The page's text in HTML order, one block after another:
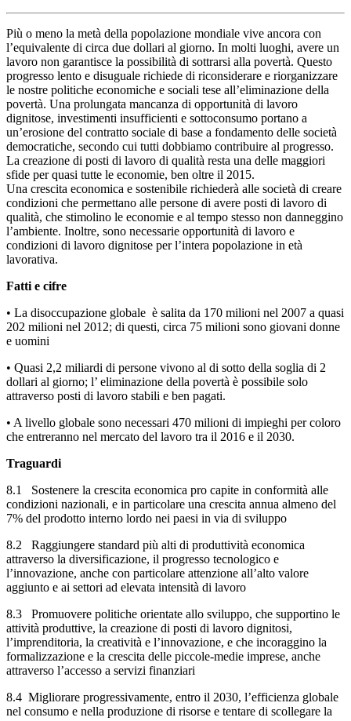
Più o meno la metà della popolazione mondiale vive ancora con
l’equivalente di circa due dollari al giorno. In molti luoghi, avere un
lavoro non garantisce la possibilità di sottrarsi alla povertà. Questo
progresso lento e disuguale richiede di riconsiderare e riorganizzare
le nostre politiche economiche e sociali tese all’eliminazione della
povertà. Una prolungata mancanza di opportunità di lavoro
dignitose, investimenti insufficienti e sottoconsumo portano a
un’erosione del contratto sociale di base a fondamento delle società
democratiche, secondo cui tutti dobbiamo contribuire al progresso.
La creazione di posti di lavoro di qualità resta una delle maggiori
sfide per quasi tutte le economie, ben oltre il 2015.
Una crescita economica e sostenibile richiederà alle società di creare
condizioni che permettano alle persone di avere posti di lavoro di
qualità, che stimolino le economie e al tempo stesso non danneggino
l’ambiente. Inoltre, sono necessarie opportunità di lavoro e
condizioni di lavoro dignitose per l’intera popolazione in età
lavorativa.
Fatti e cifre
• La disoccupazione globale è salita da 170 milioni nel 2007 a quasi
202 milioni nel 2012; di questi, circa 75 milioni sono giovani donne
e uomini
• Quasi 2,2 miliardi di persone vivono al di sotto della soglia di 2
dollari al giorno; l’ eliminazione della povertà è possibile solo
attraverso posti di lavoro stabili e ben pagati.
• A livello globale sono necessari 470 milioni di impieghi per coloro
che entreranno nel mercato del lavoro tra il 2016 e il 2030.
Traguardi
8.1 Sostenere la crescita economica pro capite in conformità alle
condizioni nazionali, e in particolare una crescita annua almeno del
7% del prodotto interno lordo nei paesi in via di sviluppo
8.2 Raggiungere standard più alti di produttività economica
attraverso la diversificazione, il progresso tecnologico e
l’innovazione, anche con particolare attenzione all’alto valore
aggiunto e ai settori ad elevata intensità di lavoro
8.3 Promuovere politiche orientate allo sviluppo, che supportino le
attività produttive, la creazione di posti di lavoro dignitosi,
l’imprenditoria, la creatività e l’innovazione, e che incoraggino la
formalizzazione e la crescita delle piccole-medie imprese, anche
attraverso l’accesso a servizi finanziari
8.4 Migliorare progressivamente, entro il 2030, l’efficienza globale
nel consumo e nella produzione di risorse e tentare di scollegare la